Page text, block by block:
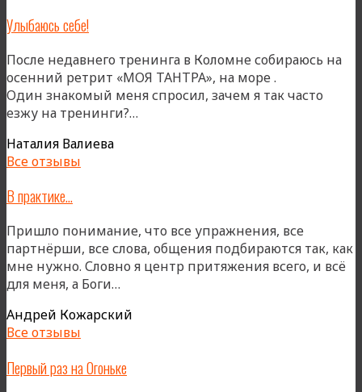
Улыбаюсь себе!
После недавнего тренинга в Коломне собираюсь на
осенний ретрит «МОЯ ТАНТРА», на море .
Один знакомый меня спросил, зачем я так часто
езжу на тренинги?…
Наталия Валиева
Все отзывы
В практике…
Пришло понимание, что все упражнения, все
партнёрши, все слова, общения подбираются так, как
мне нужно. Словно я центр притяжения всего, и всё
для меня, а Боги…
Андрей Кожарский
Все отзывы
Первый раз на Огоньке